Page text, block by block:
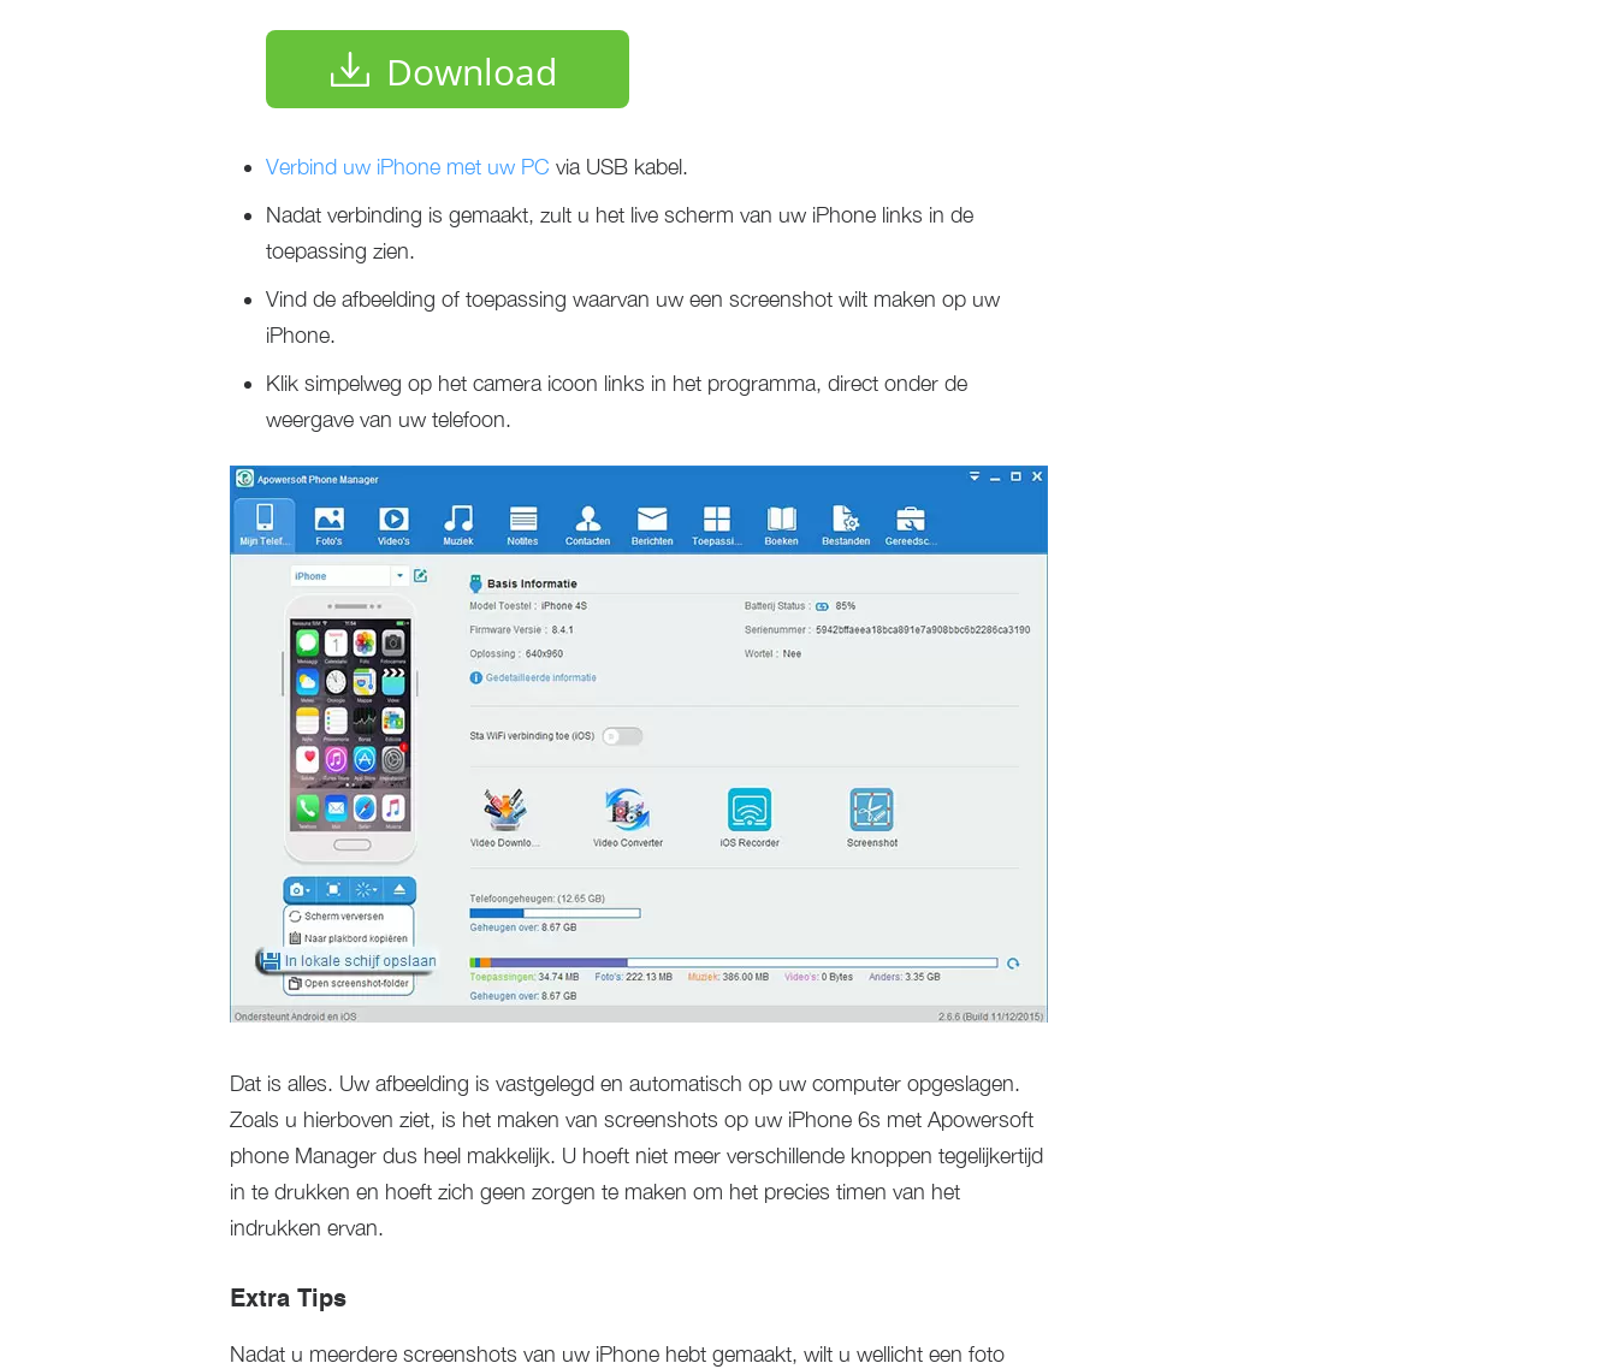
Download
Verbind uw iPhone met uw PC via USB kabel.
Nadat verbinding is gemaakt, zult u het live scherm van uw iPhone links in de
toepassing zien.
Vind de afbeelding of toepassing waarvan uw een screenshot wilt maken op uw
iPhone.
Klik simpelweg op het camera icoon links in het programma, direct onder de
weergave van uw telefoon.
Dat is alles. Uw afbeelding is vastgelegd en automatisch op uw computer opgeslagen.
Zoals u hierboven ziet, is het maken van screenshots op uw iPhone 6s met Apowersoft
phone Manager dus heel makkelijk. U hoeft niet meer verschillende knoppen tegelijkertijd
in te drukken en hoeft zich geen zorgen te maken om het precies timen van het
indrukken ervan.
Extra Tips
Nadat u meerdere screenshots van uw iPhone hebt gemaakt, wilt u wellicht een foto